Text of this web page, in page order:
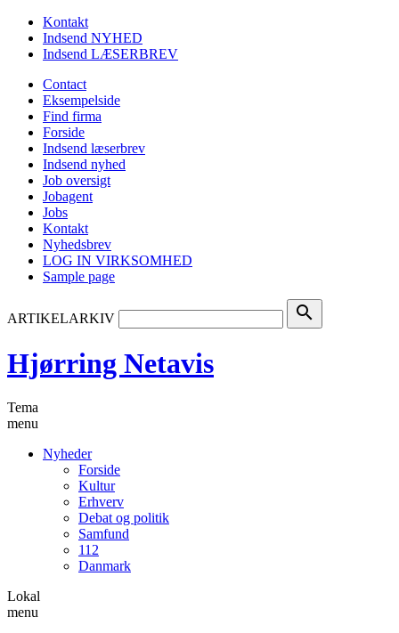
Kontakt
Indsend NYHED
Indsend LÆSERBREV
Contact
Eksempelside
Find firma
Forside
Indsend læserbrev
Indsend nyhed
Job oversigt
Jobagent
Jobs
Kontakt
Nyhedsbrev
LOG IN VIRKSOMHED
Sample page
ARTIKELARKIV search
Hjørring Netavis
Tema
menu
Nyheder
Forside
Kultur
Erhverv
Debat og politik
Samfund
112
Danmark
Lokal
menu